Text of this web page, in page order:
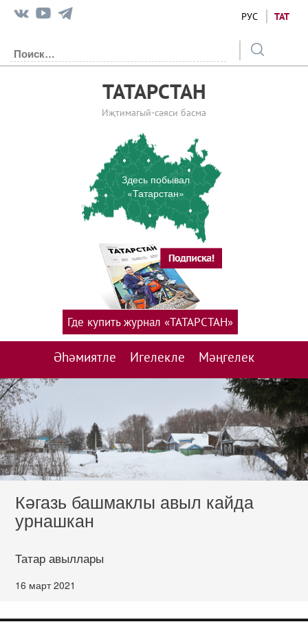
РУС ТАТ
ТАТАРСТАН
Иҗтимагый-сәяси басма
Здесь побывал
«Татарстан»
Әһәмиятле Игелекле Мәңгелек
Где купить журнал «ТАТАРСТАН»
Кәгазь башмаклы авыл кайда
урнашкан
Татар авыллары
16 март 2021